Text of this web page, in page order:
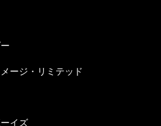
ージ・リミテッド
イズ